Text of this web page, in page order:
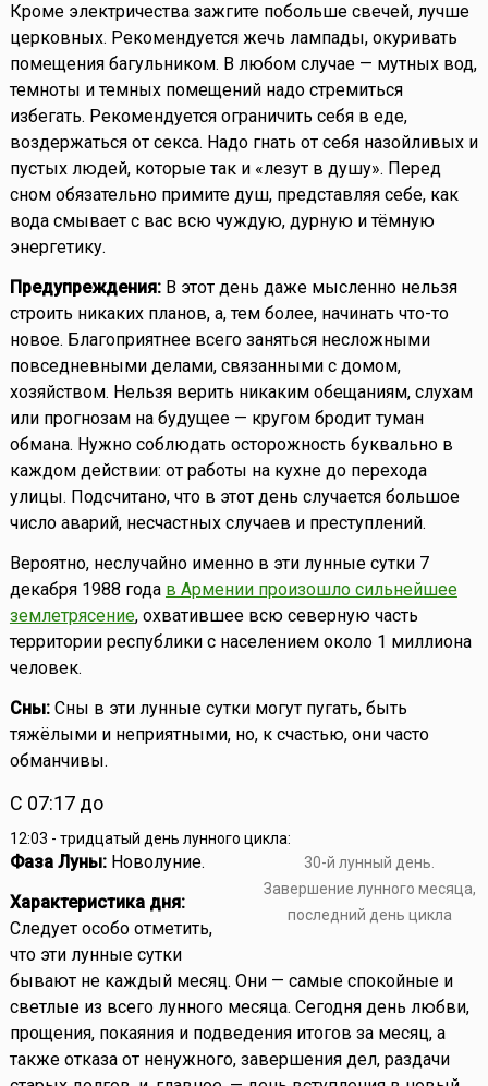
Кроме электричества зажгите побольше свечей, лучше
церковных. Рекомендуется жечь лампады, окуривать
помещения багульником. В любом случае — мутных вод,
темноты и темных помещений надо стремиться
избегать. Рекомендуется ограничить себя в еде,
воздержаться от секса. Надо гнать от себя назойливых и
пустых людей, которые так и «лезут в душу». Перед
сном обязательно примите душ, представляя себе, как
вода смывает с вас всю чуждую, дурную и тёмную
энергетику.
Предупреждения:В этот день даже мысленно нельзя
строить никаких планов, а, тем более, начинать что-то
новое. Благоприятнее всего заняться несложными
повседневными делами, связанными с домом,
хозяйством. Нельзя верить никаким обещаниям, слухам
или прогнозам на будущее — кругом бродит туман
обмана. Нужно соблюдать осторожность буквально в
каждом действии: от работы на кухне до перехода
улицы. Подсчитано, что в этот день случается большое
число аварий, несчастных случаев и преступлений.
Вероятно, неслучайно именно в эти лунные сутки 7
декабря 1988 года в Армении произошло сильнейшее
землетрясение, охватившее всю северную часть
территории республики с населением около 1 миллиона
человек.
Сны:Сны в эти лунные сутки могут пугать, быть
тяжёлыми и неприятными, но, к счастью, они часто
обманчивы.
С 07:17 до
12:03 - тридцатый день лунного цикла:
30-й лунный день.
Завершение лунного месяца,
последний день цикла
Фаза Луны:Новолуние.
Характеристика дня:
Следует особо отметить,
что эти лунные сутки
бывают не каждый месяц. Они — самые спокойные и
светлые из всего лунного месяца. Сегодня день любви,
прощения, покаяния и подведения итогов за месяц, а
также отказа от ненужного, завершения дел, раздачи